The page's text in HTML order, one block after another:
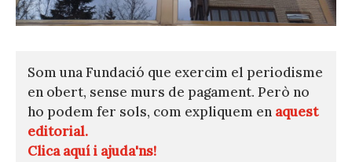
Som una Fundació que exercim el periodisme
en obert, sense murs de pagament. Però no
ho podem fer sols, com expliquem en aquest
editorial.
Clica aquí i ajuda'ns!